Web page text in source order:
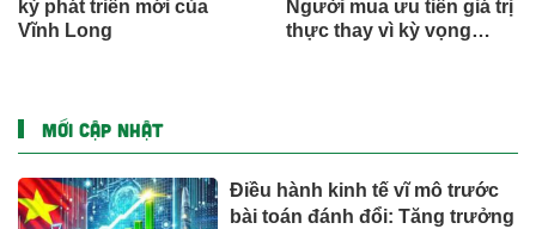
kỳ phát triển mới của
Vĩnh Long
Người mua ưu tiên giá trị
thực thay vì kỳ vọng
MỚI CẬP NHẬT
Điều hành kinh tế vĩ mô trước
bài toán đánh đổi: Tăng trưởng